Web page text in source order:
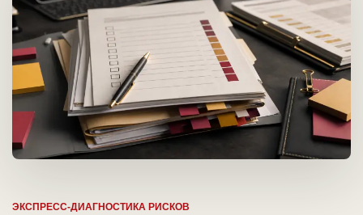
ЭКСПРЕСС-ДИАГНОСТИКА РИСКОВ